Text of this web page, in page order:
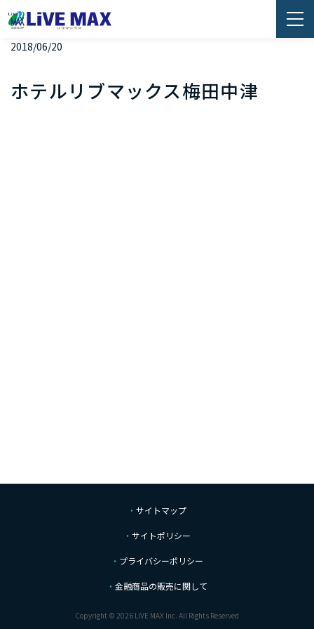
2018/06/20
ホテルリブマックス梅田中津
サイトマップ
サイトポリシー
プライバシーポリシー
金融商品の販売に関して
Copyright © 2026 LiVE MAX Inc. All Rights Reserved